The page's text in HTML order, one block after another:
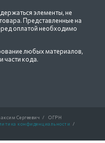
элементы, не
Представленные на
оплатой необходимо
любых материалов,
части кода.
Сергеевич /
ОГРН
конфиденциальности
/